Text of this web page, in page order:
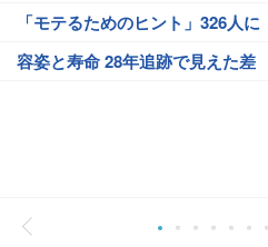
「モテるためのヒント」326人に
容姿と寿命 28年追跡で見えた差